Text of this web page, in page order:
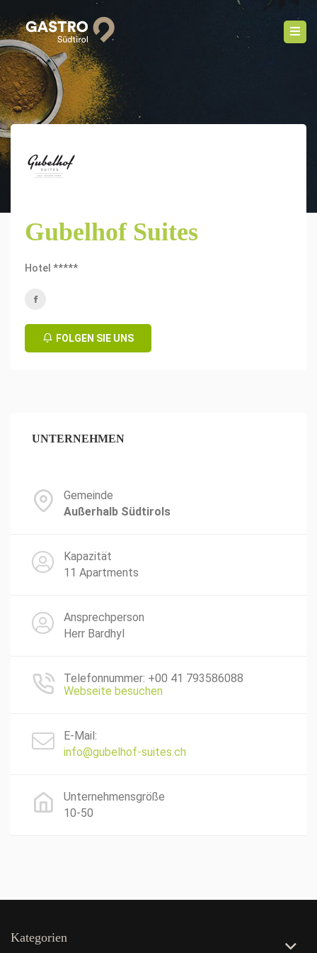
Gubelhof Suites
Hotel *****
FOLGEN SIE UNS
UNTERNEHMEN
Gemeinde
Außerhalb Südtirols
Kapazität
11 Apartments
Ansprechperson
Herr Bardhyl
Telefonnummer: +00 41 793586088
Webseite besuchen
E-Mail:
info@gubelhof-suites.ch
Unternehmensgröße
10-50
Kategorien